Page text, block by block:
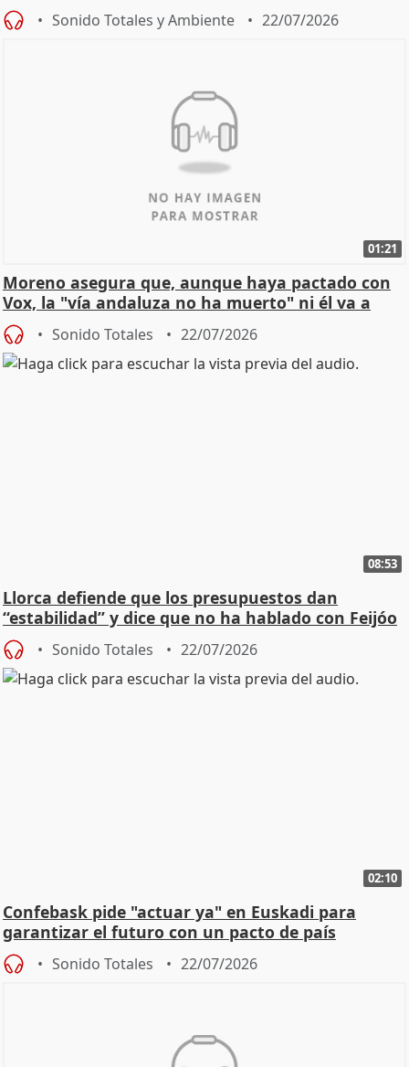
Sonido Totales y Ambiente 22/07/2026
01:21
Moreno asegura que, aunque haya pactado con
Vox, la "vía andaluza no ha muerto" ni él va a
"cambiar"
Sonido Totales 22/07/2026
08:53
Llorca defiende que los presupuestos dan
“estabilidad” y dice que no ha hablado con Feijóo
Sonido Totales 22/07/2026
02:10
Confebask pide "actuar ya" en Euskadi para
garantizar el futuro con un pacto de país
Sonido Totales 22/07/2026